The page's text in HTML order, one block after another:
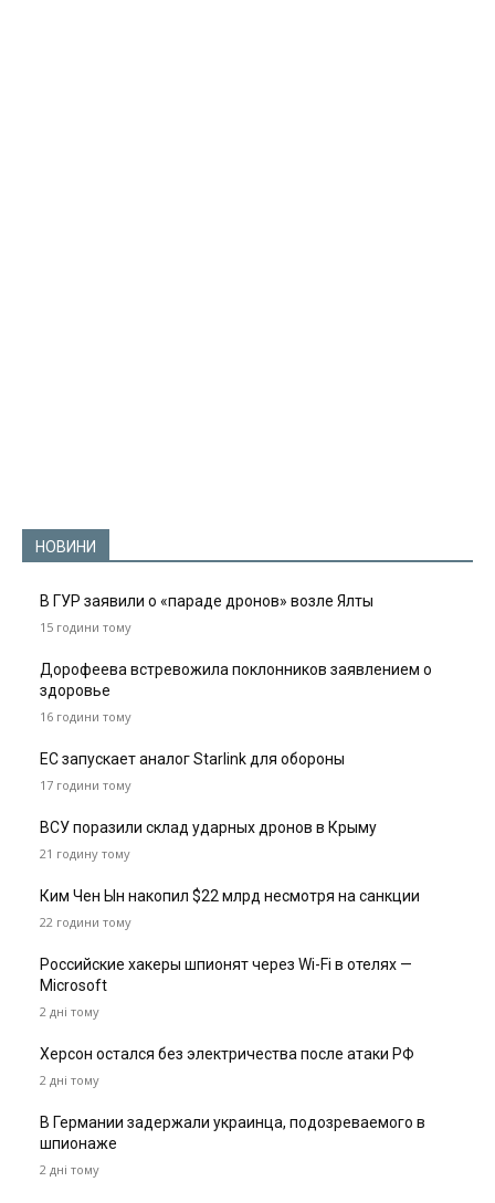
НОВИНИ
В ГУР заявили о «параде дронов» возле Ялты
15 години тому
Дорофеева встревожила поклонников заявлением о
здоровье
16 години тому
ЕС запускает аналог Starlink для обороны
17 години тому
ВСУ поразили склад ударных дронов в Крыму
21 годину тому
Ким Чен Ын накопил $22 млрд несмотря на санкции
22 години тому
Российские хакеры шпионят через Wi-Fi в отелях —
Microsoft
2 дні тому
Херсон остался без электричества после атаки РФ
2 дні тому
В Германии задержали украинца, подозреваемого в
шпионаже
2 дні тому